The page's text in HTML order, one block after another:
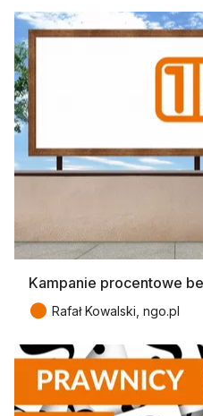
Kampanie procentowe
● Rafał Kowalski, ngo.pl